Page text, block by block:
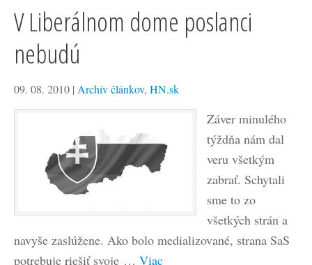
V Liberálnom dome poslanci
nebudú
09. 08. 2010 | Archív článkov, HN.sk
Záver minulého
týždňa nám dal
veru všetkým
zabrať. Schytali
sme to zo
všetkých strán a
navyše zaslúžene. Ako bolo medializované, strana SaS
potrebuje riešiť svoje … Viac